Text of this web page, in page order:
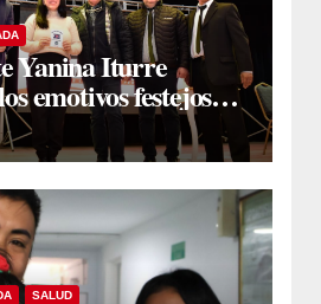
Yanina Iturre
emotivos festejos
del Taekwon-Do
SALUD